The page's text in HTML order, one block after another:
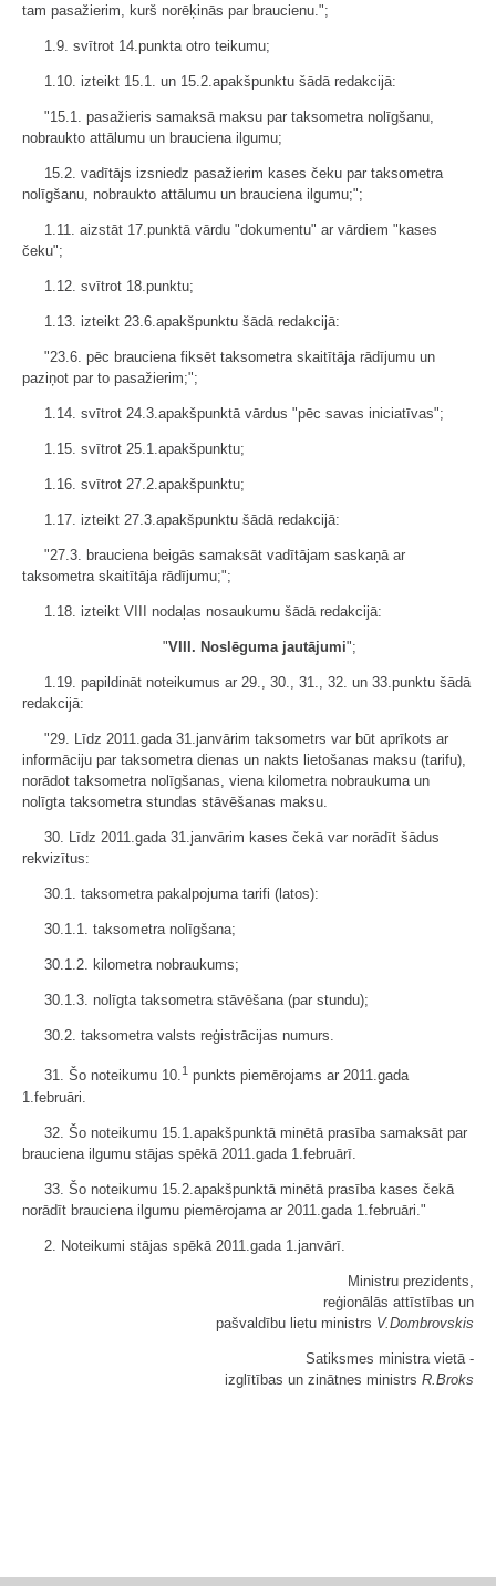
tam pasažierim, kurš norēķinās par braucienu.";
1.9. svītrot 14.punkta otro teikumu;
1.10. izteikt 15.1. un 15.2.apakšpunktu šādā redakcijā:
"15.1. pasažieris samaksā maksu par taksometra nolīgšanu,
nobraukto attālumu un brauciena ilgumu;
15.2. vadītājs izsniedz pasažierim kases čeku par taksometra
nolīgšanu, nobraukto attālumu un brauciena ilgumu;";
1.11. aizstāt 17.punktā vārdu "dokumentu" ar vārdiem "kases
čeku";
1.12. svītrot 18.punktu;
1.13. izteikt 23.6.apakšpunktu šādā redakcijā:
"23.6. pēc brauciena fiksēt taksometra skaitītāja rādījumu un
paziņot par to pasažierim;";
1.14. svītrot 24.3.apakšpunktā vārdus "pēc savas iniciatīvas";
1.15. svītrot 25.1.apakšpunktu;
1.16. svītrot 27.2.apakšpunktu;
1.17. izteikt 27.3.apakšpunktu šādā redakcijā:
"27.3. brauciena beigās samaksāt vadītājam saskaņā ar
taksometra skaitītāja rādījumu;";
1.18. izteikt VIII nodaļas nosaukumu šādā redakcijā:
"VIII. Noslēguma jautājumi";
1.19. papildināt noteikumus ar 29., 30., 31., 32. un 33.punktu šādā
redakcijā:
"29. Līdz 2011.gada 31.janvārim taksometrs var būt aprīkots ar
informāciju par taksometra dienas un nakts lietošanas maksu (tarifu),
norādot taksometra nolīgšanas, viena kilometra nobraukuma un
nolīgta taksometra stundas stāvēšanas maksu.
30. Līdz 2011.gada 31.janvārim kases čekā var norādīt šādus
rekvizītus:
30.1. taksometra pakalpojuma tarifi (latos):
30.1.1. taksometra nolīgšana;
30.1.2. kilometra nobraukums;
30.1.3. nolīgta taksometra stāvēšana (par stundu);
30.2. taksometra valsts reģistrācijas numurs.
31. Šo noteikumu 10.1 punkts piemērojams ar 2011.gada
1.februāri.
32. Šo noteikumu 15.1.apakšpunktā minētā prasība samaksāt par
brauciena ilgumu stājas spēkā 2011.gada 1.februārī.
33. Šo noteikumu 15.2.apakšpunktā minētā prasība kases čekā
norādīt brauciena ilgumu piemērojama ar 2011.gada 1.februāri."
2. Noteikumi stājas spēkā 2011.gada 1.janvārī.
Ministru prezidents,
reģionālās attīstības un
pašvaldību lietu ministrs V.Dombrovskis
Satiksmes ministra vietā -
izglītības un zinātnes ministrs R.Broks